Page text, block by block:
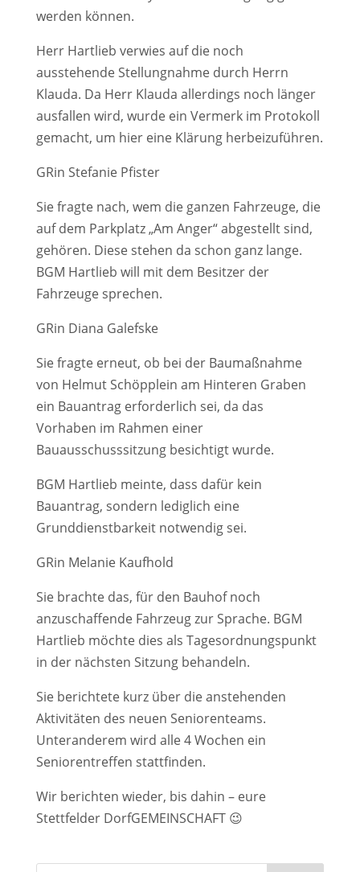
werden können.
Herr Hartlieb verwies auf die noch
ausstehende Stellungnahme durch Herrn
Klauda. Da Herr Klauda allerdings noch länger
ausfallen wird, wurde ein Vermerk im Protokoll
gemacht, um hier eine Klärung herbeizuführen.
GRin Stefanie Pfister
Sie fragte nach, wem die ganzen Fahrzeuge, die
auf dem Parkplatz „Am Anger“ abgestellt sind,
gehören. Diese stehen da schon ganz lange.
BGM Hartlieb will mit dem Besitzer der
Fahrzeuge sprechen.
GRin Diana Galefske
Sie fragte erneut, ob bei der Baumaßnahme
von Helmut Schöpplein am Hinteren Graben
ein Bauantrag erforderlich sei, da das
Vorhaben im Rahmen einer
Bauausschusssitzung besichtigt wurde.
BGM Hartlieb meinte, dass dafür kein
Bauantrag, sondern lediglich eine
Grunddienstbarkeit notwendig sei.
GRin Melanie Kaufhold
Sie brachte das, für den Bauhof noch
anzuschaffende Fahrzeug zur Sprache. BGM
Hartlieb möchte dies als Tagesordnungspunkt
in der nächsten Sitzung behandeln.
Sie berichtete kurz über die anstehenden
Aktivitäten des neuen Seniorenteams.
Unteranderem wird alle 4 Wochen ein
Seniorentreffen stattfinden.
Wir berichten wieder, bis dahin – eure
Stettfelder DorfGEMEINSCHAFT 😉